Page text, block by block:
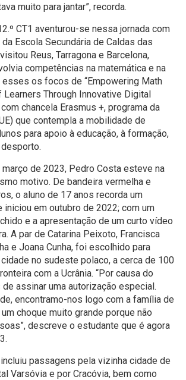
muito para jantar”, recorda.
CT1 aventurou-se nessa jornada com
Escola Secundária de Caldas das
Reus, Tarragona e Barcelona,
competências na matemática e na
esses os focos de “Empowering Math
Through Innovative Digital
chancela Erasmus +, programa da
que contempla a mobilidade de
para apoio à educação, à formação,
de 2023, Pedro Costa esteve na
motivo. De bandeira vermelha e
o aluno de 17 anos recorda um
em outubro de 2022; com um
e a apresentação de um curto vídeo
A par de Catarina Peixoto, Francisca
e Joana Cunha, foi escolhido para
no sudeste polaco, a cerca de 100
com a Ucrânia. “Por causa do
assinar uma autorização especial.
encontramo-nos logo com a família de
choque muito grande porque não
descreve o estudante que é agora
passagens pela vizinha cidade de
Varsóvia e por Cracóvia, bem como